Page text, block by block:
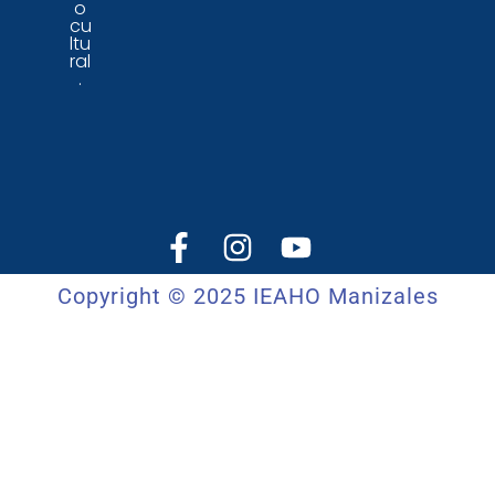
o
cu
ltu
ral
.
Copyright © 2025 IEAHO Manizales